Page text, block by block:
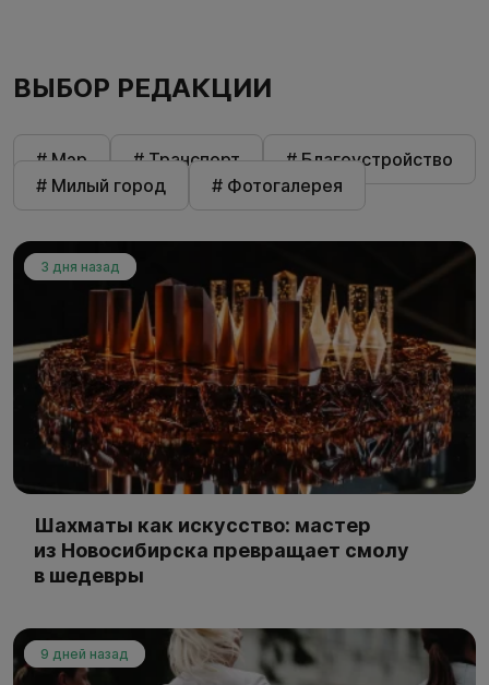
ВЫБОР РЕДАКЦИИ
# Мэр # Транспорт
# Благоустройство
# Милый город
# Фотогалерея
3 дня назад
Шахматы как искусство: мастер
из Новосибирска превращает смолу
в шедевры
9 дней назад